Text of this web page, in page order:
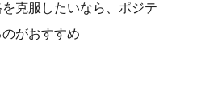
克服したいなら、ポジテ
がおすすめ